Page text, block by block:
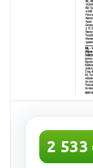
2 533